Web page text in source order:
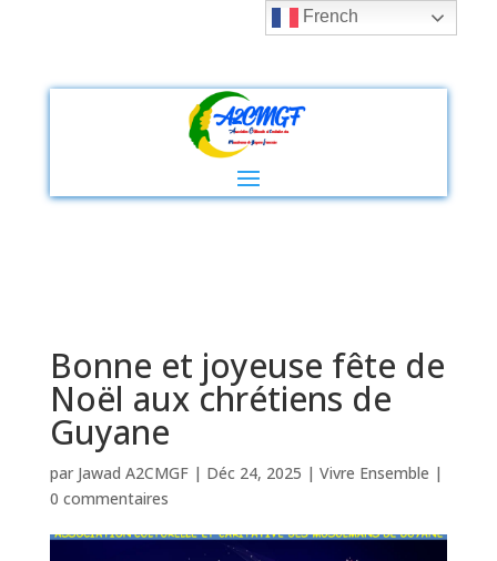
Bonne et joyeuse fête de
Noël aux chrétiens de
Guyane
par Jawad A2CMGF| Déc 24, 2025 | Vivre Ensemble |
0 commentaires
French